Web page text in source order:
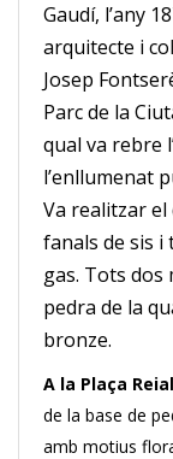
Gaudí, l’any
arquitecte i
Josep
Parc de la
qual va rebre
l’enllumenat
Va realitzar el
fanals de sis i
gas. Tots dos
pedra de la
bronze.
A la Plaça Reial
de la base de
amb motius